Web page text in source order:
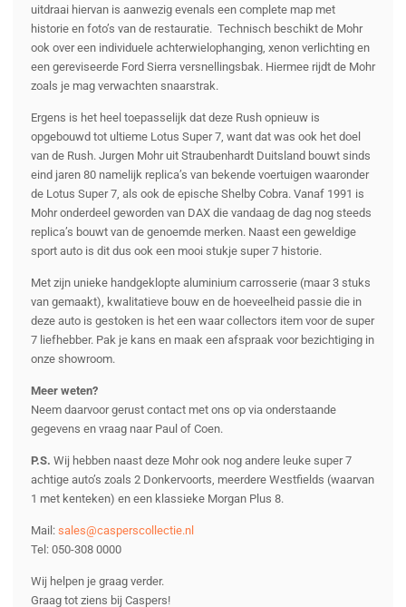
uitdraai hiervan is aanwezig evenals een complete map met
historie en foto’s van de restauratie. Technisch beschikt de Mohr
ook over een individuele achterwielophanging, xenon verlichting en
een gereviseerde Ford Sierra versnellingsbak. Hiermee rijdt de Mohr
zoals je mag verwachten snaarstrak.
Ergens is het heel toepasselijk dat deze Rush opnieuw is
opgebouwd tot ultieme Lotus Super 7, want dat was ook het doel
van de Rush. Jurgen Mohr uit Straubenhardt Duitsland bouwt sinds
eind jaren 80 namelijk replica’s van bekende voertuigen waaronder
de Lotus Super 7, als ook de epische Shelby Cobra. Vanaf 1991 is
Mohr onderdeel geworden van DAX die vandaag de dag nog steeds
replica’s bouwt van de genoemde merken. Naast een geweldige
sport auto is dit dus ook een mooi stukje super 7 historie.
Met zijn unieke handgeklopte aluminium carrosserie (maar 3 stuks
van gemaakt), kwalitatieve bouw en de hoeveelheid passie die in
deze auto is gestoken is het een waar collectors item voor de super
7 liefhebber. Pak je kans en maak een afspraak voor bezichtiging in
onze showroom.
Meer weten?
Neem daarvoor gerust contact met ons op via onderstaande
gegevens en vraag naar Paul of Coen.
P.S. Wij hebben naast deze Mohr ook nog andere leuke super 7
achtige auto’s zoals 2 Donkervoorts, meerdere Westfields (waarvan
1 met kenteken) en een klassieke Morgan Plus 8.
Mail: sales@casperscollectie.nl
Tel: 050-308 0000
Wij helpen je graag verder.
Graag tot ziens bij Caspers!